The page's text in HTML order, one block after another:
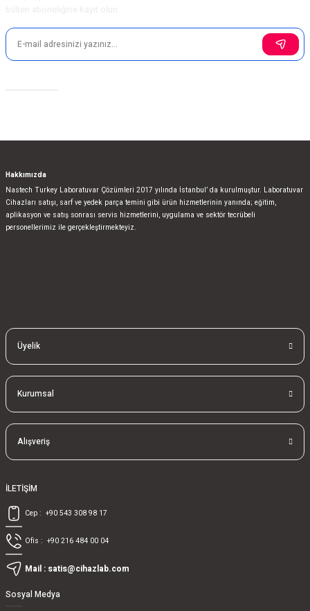
Fiyatı Sorunuz
Hakkımızda
Nastech Turkey Laboratuvar Çözümleri 2017 yılında İstanbul’ da kurulmuştur. Laboratuvar
Cihazları satışı, sarf ve yedek parça temini gibi ürün hizmetlerinin yanında; eğitim,
aplikasyon ve satış sonrası servis hizmetlerini, uygulama ve sektör tecrübeli
personellerimiz ile gerçekleştirmekteyiz.
Üyelik
Kurumsal
Alışveriş
İLETİŞİM
Cep : +90 543 308 98 17
Ofis : +90 216 484 00 04
Mail : satis@cihazlab.com
Sosyal Medya